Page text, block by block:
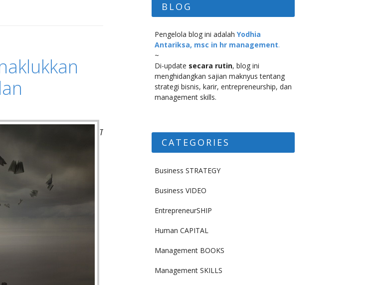
T
BLOG
Pengelola blog ini adalah Yodhia
Antariksa, msc in hr management.
~
Di-update secara rutin, blog ini
menghidangkan sajian maknyus tentang
strategi bisnis, karir, entrepreneurship, dan
management skills.
CATEGORIES
Business STRATEGY
Business VIDEO
EntrepreneurSHIP
Human CAPITAL
Management BOOKS
Management SKILLS